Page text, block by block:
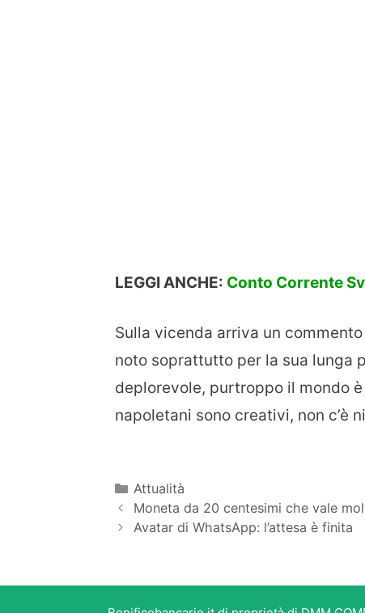
LEGGI ANCHE: Conto Corrente
Sulla vicenda arriva un
noto soprattutto per la sua lunga
deplorevole, purtroppo il mondo
napoletani sono creativi, non c’è
Categorie
Attualità
Moneta da 20 centesimi che vale
Avatar di WhatsApp: l’attesa è finita